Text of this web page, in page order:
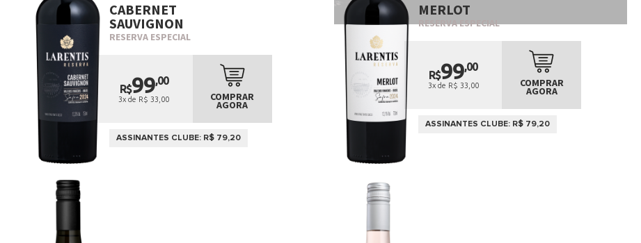
CABERNET
SAUVIGNON
RESERVA ESPECIAL
R$99,00
3x de R$ 33,00 COMPRAR
AGORA
ASSINANTES CLUBE: R$ 79,20
MERLOT
RESERVA ESPECIAL
R$99,00
3x de R$ 33,00 COMPRAR
AGORA
ASSINANTES CLUBE: R$ 79,20